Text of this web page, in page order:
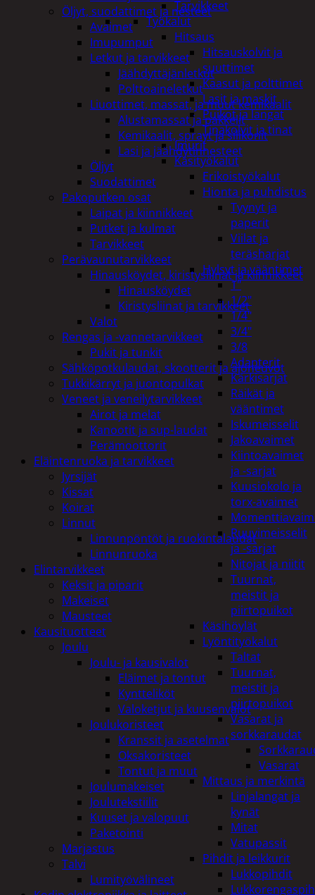
Tarvikkeet
Työkalut
Hitsaus
Hitsauskolvit ja
suuttimet
Kaasut ja polttimet
Lasit ja maskit
Puikot ja langat
Tinakolvit ja tinat
Imurit
Käsityökalut
Erikoistyökalut
Hionta ja puhdistus
Tyynyt ja
paperit
Viilat ja
teräsharjat
Hylsyt ja vääntimet
1"
1/2"
1/4"
3/4"
3/8
Adapterit
Kärkisarjat
Räikät ja
vääntimet
Iskumeisselit
Jakoavaimet
Kiintoavaimet
ja -sarjat
Kuusiokolo ja
torx-avaimet
Ruuvimeisselit
ja -sarjat
Nitojat ja niitit
Tuurnat,
meistit ja
piirtopuikot
Käsihöylät
Lyöntityökalut
Taltat
Tuurnat,
meistit ja
piirtopuikot
Vasarat ja
sorkkaraudat
Vasarat
Mittaus ja merkintä
Linjalangat ja
kynät
Mitat
Vatupassit
Pihdit ja leikkurit
Lukkopihdit
Öljyt, suodattimet ja nesteet
Avaimet
Imupumput
Letkut ja tarvikkeet
Jäähdyttäjänletkut
Polttoaineletkut
Liuottimet, massat, ja muut kemikaalit
Alustamassat ja pakkelit
Kemikaalit, sprayt ja silikonit
Lasi ja jäähdytinnesteet
Öljyt
Suodattimet
Pakoputken osat
Laipat ja kiinnikkeet
Putket ja kulmat
Tarvikkeet
Perävaunutarvikkeet
Hinausköydet, kiristysliinat ja kiinnikkeet
Hinausköydet
Kiristysliinat ja tarvikkeet
Valot
Rengas ja -vannetarvikkeet
Pukit ja tunkit
Sähköpotkulaudat, skootterit ja ajoneuvot
Tukkikärryt ja juontopulkat
Veneet ja veneilytarvikkeet
Airot ja melat
Kanootit ja sup-laudat
Perämoottorit
Eläintenruoka ja tarvikkeet
Jyrsijät
Kissat
Koirat
Linnut
Linnunpöntöt ja ruokintalaudat
Linnunruoka
Elintarvikkeet
Keksit ja piparit
Makeiset
Mausteet
Kausituotteet
Joulu
Joulu- ja kausivalot
Eläimet ja tontut
Kyntteliköt
Valoketjut ja kuusenvalot
Joulukoristeet
Kranssit ja asetelmat
Oksakoristeet
Tontut ja muut
Joulumakeiset
Joulutekstiilit
Kuuset ja valopuut
Paketointi
Marjastus
Talvi
Lumityövälineet